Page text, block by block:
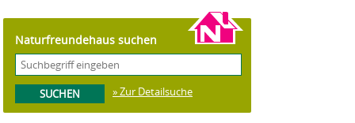
Naturfreundehaus suchen
» Zur Detailsuche